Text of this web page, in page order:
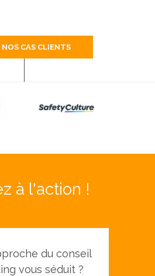
CAS CLIENTS
à l'action !
du conseil
vous séduit ?